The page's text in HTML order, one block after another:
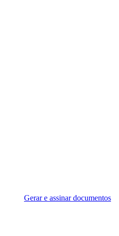
Gerar e assinar documentos